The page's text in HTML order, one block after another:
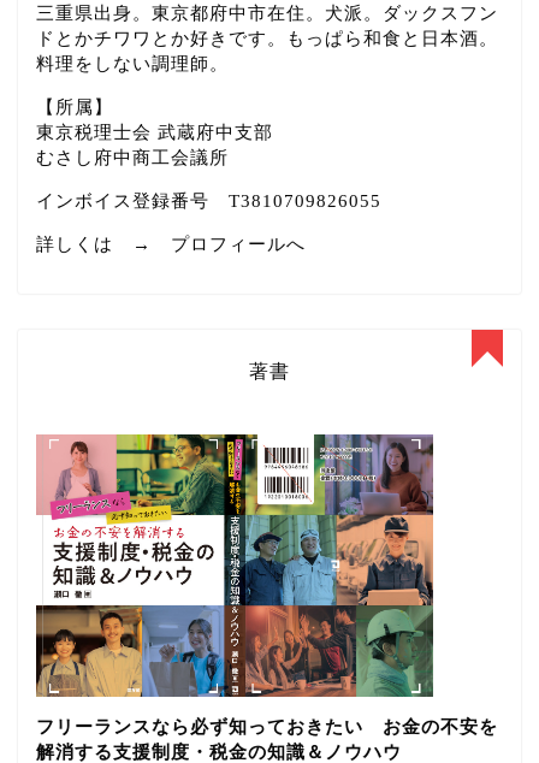
三重県出身。東京都府中市在住。犬派。ダックスフン
ドとかチワワとか好きです。もっぱら和食と日本酒。
料理をしない調理師。
【所属】
東京税理士会 武蔵府中支部
むさし府中商工会議所
インボイス登録番号 T3810709826055
詳しくは → プロフィールへ
著書
フリーランスなら必ず知っておきたい お金の不安を
解消する支援制度・税金の知識＆ノウハウ